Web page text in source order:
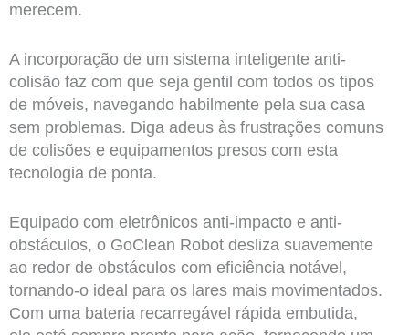
merecem.
A incorporação de um sistema inteligente anti-
colisão faz com que seja gentil com todos os tipos
de móveis, navegando habilmente pela sua casa
sem problemas. Diga adeus às frustrações comuns
de colisões e equipamentos presos com esta
tecnologia de ponta.
Equipado com eletrônicos anti-impacto e anti-
obstáculos, o GoClean Robot desliza suavemente
ao redor de obstáculos com eficiência notável,
tornando-o ideal para os lares mais movimentados.
Com uma bateria recarregável rápida embutida,